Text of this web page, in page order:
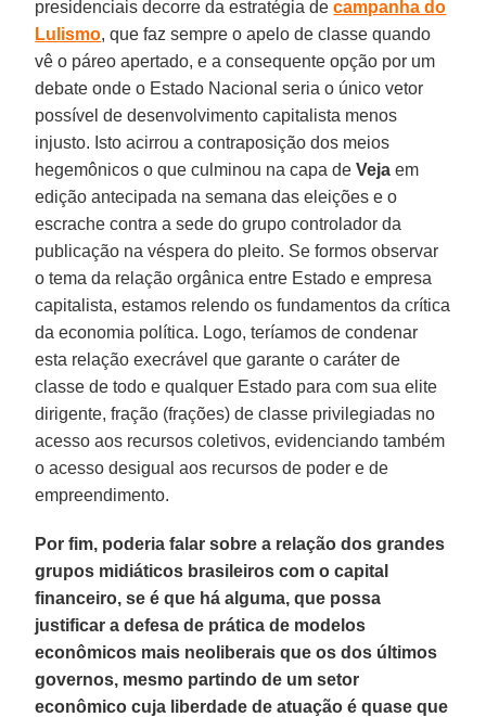
presidenciais decorre da estratégia decampanha do
Lulismo, que faz sempre o apelo de classe quando
vê o páreo apertado, e a consequente opção por um
debate onde o Estado Nacional seria o único vetor
possível de desenvolvimento capitalista menos
injusto. Isto acirrou a contraposição dos meios
hegemônicos o que culminou na capa deVeja em
edição antecipada na semana das eleições e o
escrache contra a sede do grupo controlador da
publicação na véspera do pleito. Se formos observar
o tema da relação orgânica entre Estado e empresa
capitalista, estamos relendo os fundamentos da crítica
da economia política. Logo, teríamos de condenar
esta relação execrável que garante o caráter de
classe de todo e qualquer Estado para com sua elite
dirigente, fração (frações) de classe privilegiadas no
acesso aos recursos coletivos, evidenciando também
o acesso desigual aos recursos de poder e de
empreendimento.
Por fim, poderia falar sobre a relação dos grandes
grupos midiáticos brasileiros com o capital
financeiro, se é que há alguma, que possa
justificar a defesa de prática de modelos
econômicos mais neoliberais que os dos últimos
governos, mesmo partindo de um setor
econômico cuja liberdade de atuação é quase que